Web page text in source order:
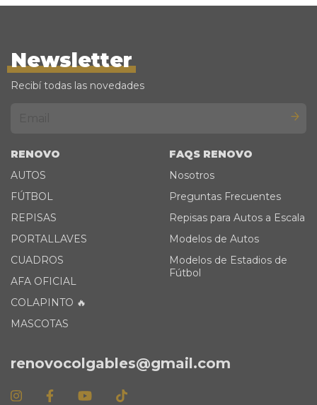
Newsletter
Recibí todas las novedades
RENOVO
AUTOS
FÚTBOL
REPISAS
PORTALLAVES
CUADROS
AFA OFICIAL
COLAPINTO 🔥
MASCOTAS
FAQS RENOVO
Nosotros
Preguntas Frecuentes
Repisas para Autos a Escala
Modelos de Autos
Modelos de Estadios de
Fútbol
renovocolgables@gmail.com